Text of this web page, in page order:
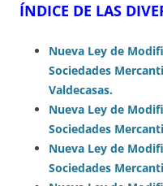
ÍNDICE DE LAS
Nueva Ley de
Sociedades
Valdecasas.
Nueva Ley de
Sociedades
Nueva Ley de
Sociedades